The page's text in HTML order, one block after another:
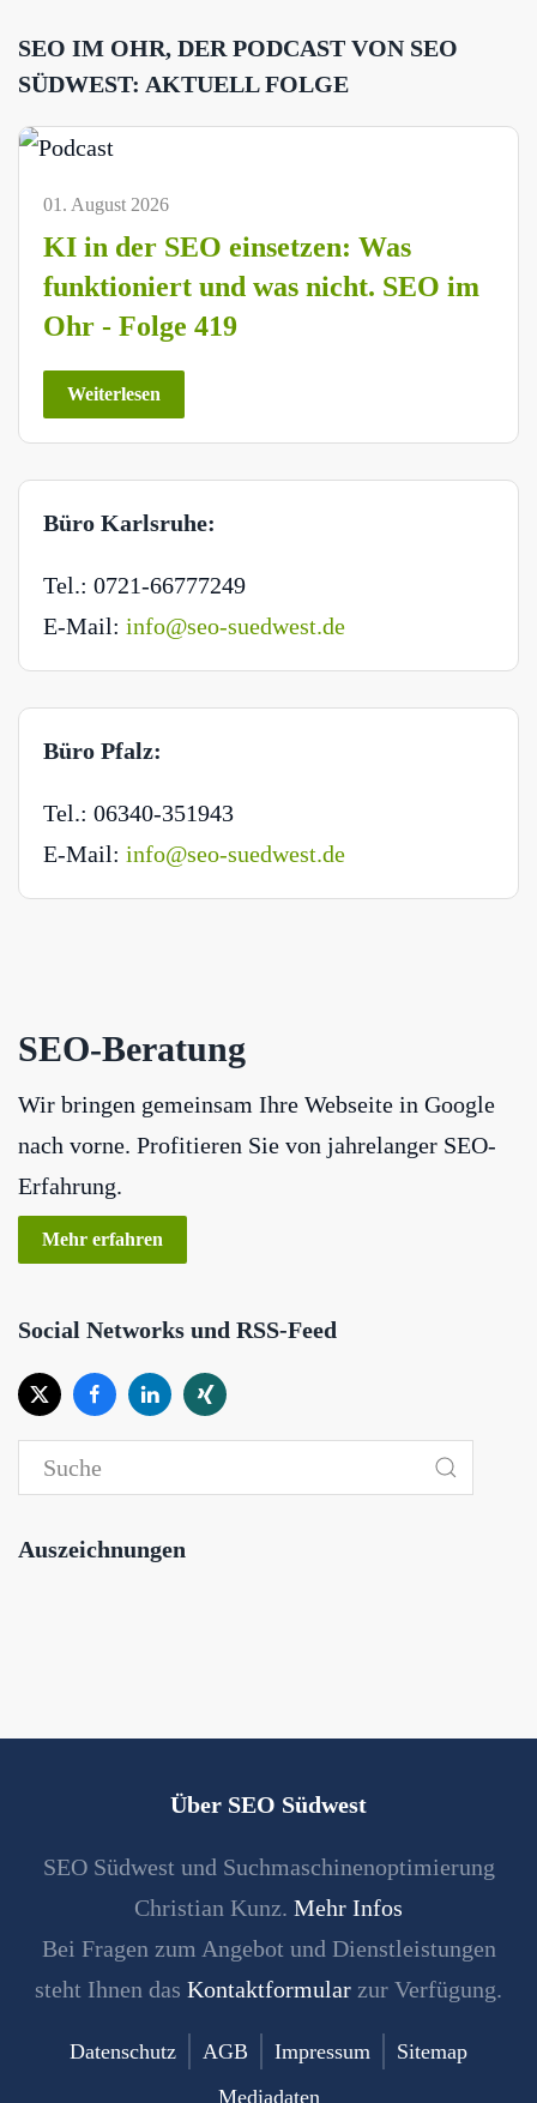
SEO IM OHR, DER PODCAST VON SEO
SÜDWEST: AKTUELL FOLGE
01. August 2026
KI in der SEO einsetzen: Was
funktioniert und was nicht. SEO im
Ohr - Folge 419
Weiterlesen
Büro Karlsruhe:
Tel.: 0721-66777249
E-Mail: info@seo-suedwest.de
Büro Pfalz:
Tel.: 06340-351943
E-Mail: info@seo-suedwest.de
SEO-Beratung
Wir bringen gemeinsam Ihre Webseite in Google
nach vorne. Profitieren Sie von jahrelanger SEO-
Erfahrung.
Mehr erfahren
Social Networks und RSS-Feed
Auszeichnungen
Über SEO Südwest
SEO Südwest und Suchmaschinenoptimierung
Christian Kunz. Mehr Infos
Bei Fragen zum Angebot und Dienstleistungen
steht Ihnen das Kontaktformular zur Verfügung.
Datenschutz AGB Impressum
Sitemap
Mediadaten